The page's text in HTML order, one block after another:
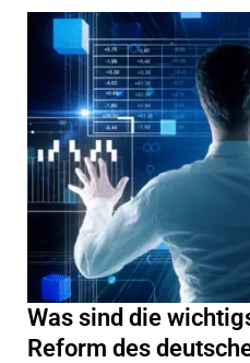
Was sind die
Reform des